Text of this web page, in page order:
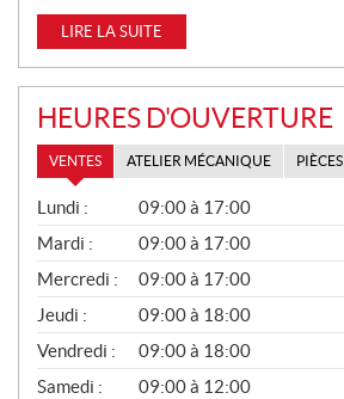
LIRE LA SUITE
HEURES D'OUVERTURE
VENTES ATELIER MÉCANIQUE PIÈCES
V
E
N
T
E
S
Lundi :
09:00 à 17:00
Mardi :
09:00 à 17:00
Mercredi :
09:00 à 17:00
Jeudi :
09:00 à 18:00
Vendredi :
09:00 à 18:00
Samedi :
09:00 à 12:00